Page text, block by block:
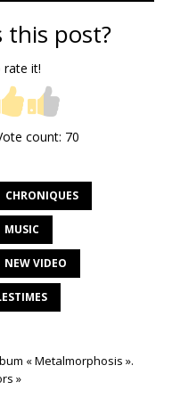
this post?
rate it!
count: 70
CHRONIQUES
MUSIC
NEW VIDEO
« Metalmorphosis ».
»